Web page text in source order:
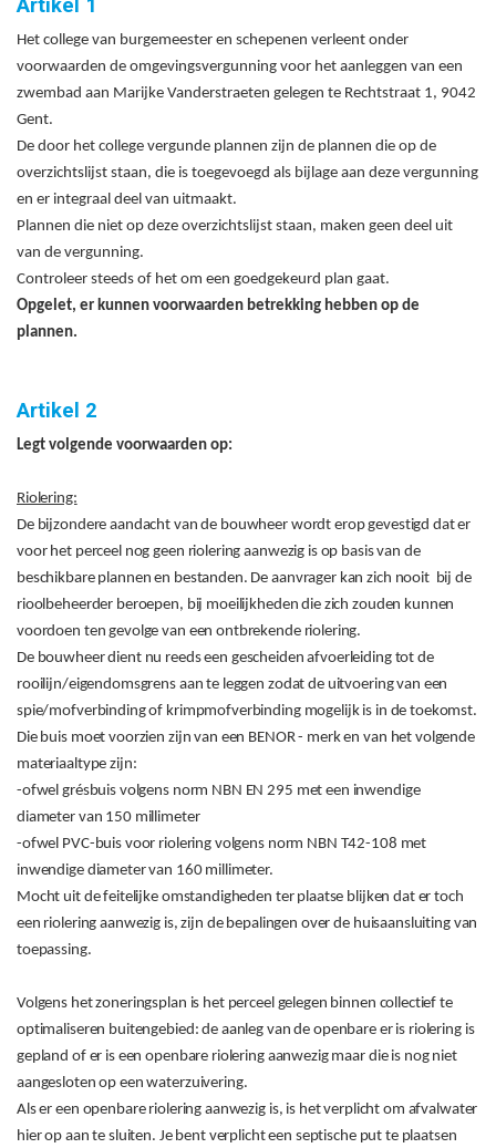
Artikel 1
Het college van burgemeester en schepenen verleent onder
voorwaarden de omgevingsvergunning voor het aanleggen van een
zwembad aan Marijke Vanderstraeten gelegen te Rechtstraat 1, 9042
Gent.
De door het college vergunde plannen zijn de plannen die op de
overzichtslijst staan, die is toegevoegd als bijlage aan deze vergunning
en er integraal deel van uitmaakt.
Plannen die niet op deze overzichtslijst staan, maken geen deel uit
van de vergunning.
Controleer steeds of het om een goedgekeurd plan gaat.
Opgelet, er kunnen voorwaarden betrekking hebben op de
plannen.
Artikel 2
Legt volgende voorwaarden op:
Riolering:
De bijzondere aandacht van de bouwheer wordt erop gevestigd dat er
voor het perceel nog geen riolering aanwezig is op basis van de
beschikbare plannen en bestanden. De aanvrager kan zich nooit bij de
rioolbeheerder beroepen, bij moeilijkheden die zich zouden kunnen
voordoen ten gevolge van een ontbrekende riolering.
De bouwheer dient nu reeds een gescheiden afvoerleiding tot de
rooilijn/eigendomsgrens aan te leggen zodat de uitvoering van een
spie/mofverbinding of krimpmofverbinding mogelijk is in de toekomst.
Die buis moet voorzien zijn van een BENOR - merk en van het volgende
materiaaltype zijn:
-ofwel grésbuis volgens norm NBN EN 295 met een inwendige
diameter van 150 millimeter
-ofwel PVC-buis voor riolering volgens norm NBN T42-108 met
inwendige diameter van 160 millimeter.
Mocht uit de feitelijke omstandigheden ter plaatse blijken dat er toch
een riolering aanwezig is, zijn de bepalingen over de huisaansluiting van
toepassing.
Volgens het zoneringsplan is het perceel gelegen binnen collectief te
optimaliseren buitengebied: de aanleg van de openbare er is riolering is
gepland of er is een openbare riolering aanwezig maar die is nog niet
aangesloten op een waterzuivering.
Als er een openbare riolering aanwezig is, is het verplicht om afvalwater
hier op aan te sluiten. Je bent verplicht een septische put te plaatsen